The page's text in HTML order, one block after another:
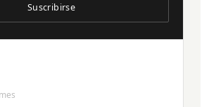
Suscribirse